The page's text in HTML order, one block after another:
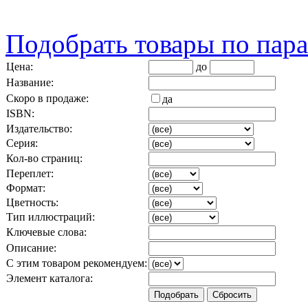
Подобрать товары по
Цена:
до
Название:
Скоро в продаже:
да
ISBN:
Издательство:
Серия:
Кол-во страниц:
Переплет:
Формат:
Цветность:
Тип иллюстраций:
Ключевые слова:
Описание:
С этим товаром рекомендуем:
Элемент каталога: